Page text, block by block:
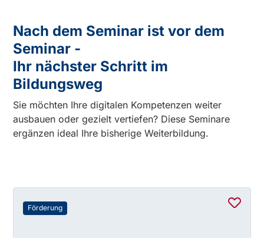
Nach dem Seminar ist vor dem
Seminar -
Ihr nächster Schritt im
Bildungsweg
Sie möchten Ihre digitalen Kompetenzen weiter
ausbauen oder gezielt vertiefen? Diese Seminare
ergänzen ideal Ihre bisherige Weiterbildung.
Förderung